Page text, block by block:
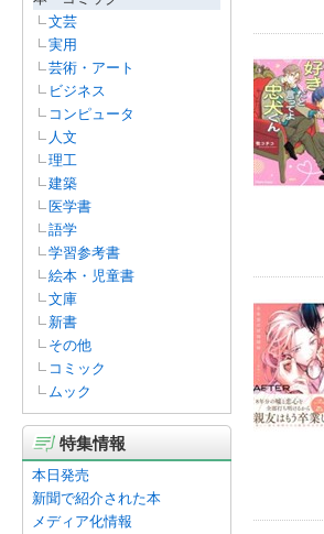
文芸
実用
芸術・アート
ビジネス
コンピュータ
人文
理工
建築
医学書
語学
学習参考書
絵本・児童書
文庫
新書
その他
コミック
ムック
特集情報
本日発売
新聞で紹介された本
メディア化情報